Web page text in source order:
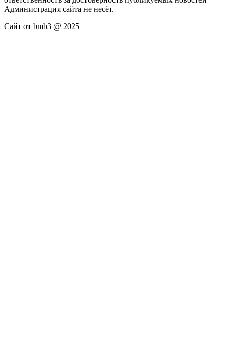
Администрация сайта не несёт.
Сайт от bmb3 @ 2025